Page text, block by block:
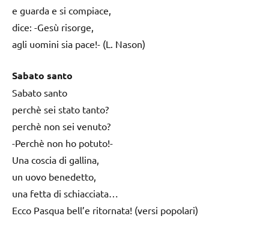
e guarda e si compiace,
dice: -Gesù risorge,
agli uomini sia pace!- (L. Nason)
Sabato santo
Sabato santo
perchè sei stato tanto?
perchè non sei venuto?
-Perchè non ho potuto!-
Una coscia di gallina,
un uovo benedetto,
una fetta di schiacciata…
Ecco Pasqua bell’e ritornata! (versi popolari)